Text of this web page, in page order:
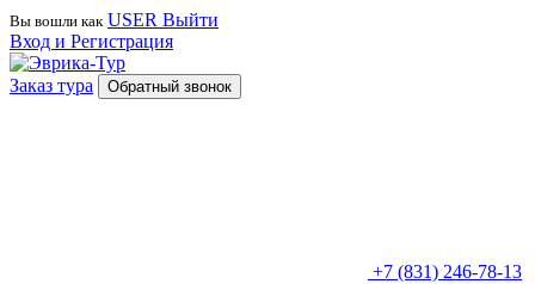
Вы вошли как USER Выйти
Вход и Регистрация
Заказ тура Обратный звонок
+7 (831) 246-78-13